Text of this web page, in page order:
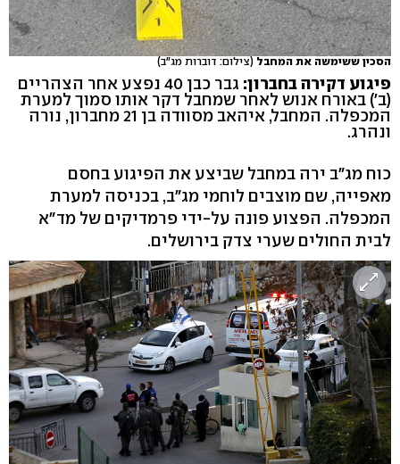
הסכין ששימשה את המחבל(צילום: דוברות מג"ב)
פיגוע דקירה בחברון: גבר כבן 40 נפצע אחר הצהריים
(ב') באורח אנוש לאחר שמחבל דקר אותו סמוך למערת
המכפלה. המחבל, איהאב מסוודה בן 21 מחברון, נורה
ונהרג.
כוח מג"ב ירה במחבל שביצע את הפיגוע בחסם
מאפייה, שם מוצבים לוחמי מג"ב, בכניסה למערת
המכפלה. הפצוע פונה על-ידי פרמדיקים של מד"א
לבית החולים שערי צדק בירושלים.